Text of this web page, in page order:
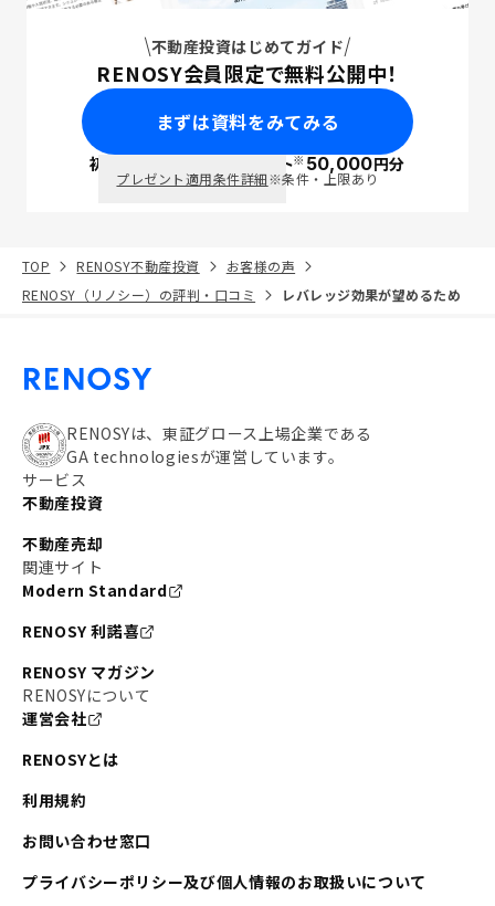
不動産投資はじめてガイド
RENOSY会員限定で無料公開中！
まずは資料をみてみる
初回面談で ポイント※50,000円分
プレゼント適用条件詳細※条件・上限あり
TOP RENOSY不動産投資
お客様の声
RENOSY（リノシー）の評判・口コミ
レバレッジ効果が望めるため
RENOSYは、東証グロース上場企業である
GA technologiesが運営しています。
サービス
不動産投資
不動産売却
関連サイト
Modern Standard
RENOSY 利諾喜
RENOSY マガジン
RENOSYについて
運営会社
RENOSYとは
利用規約
お問い合わせ窓口
プライバシーポリシー及び個人情報のお取扱いについて